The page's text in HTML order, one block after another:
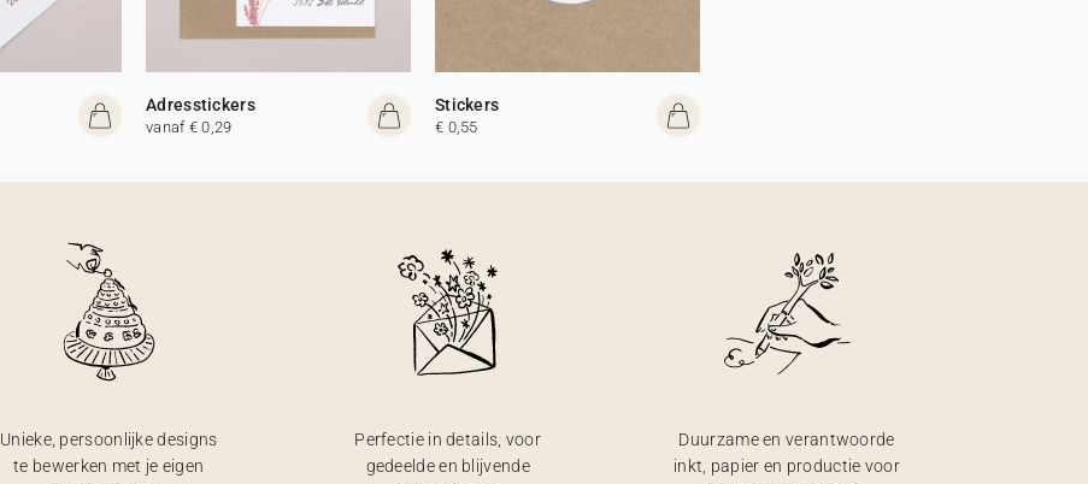
Adresstickers
vanaf € 0,29
Stickers
€ 0,55
Unieke, persoonlijke designs
te bewerken met je eigen
Perfectie in details, voor
gedeelde en blijvende
Duurzame en verantwoorde
inkt, papier en productie voor